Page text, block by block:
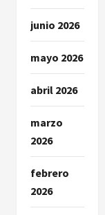
junio 2026
mayo 2026
abril 2026
marzo
2026
febrero
2026